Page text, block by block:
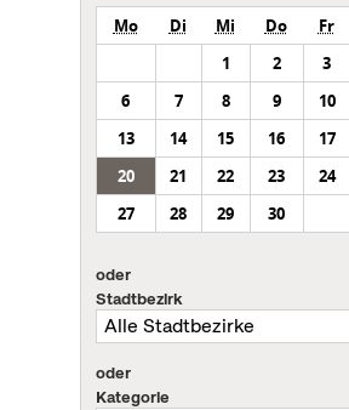
Mo Di Mi Do Fr
1
2 3
6
7 8 9 10
13
14 15 16 17
20
21 22 23 24
27
28 29 30
oder
Stadtbezirk
oder
Kategorie